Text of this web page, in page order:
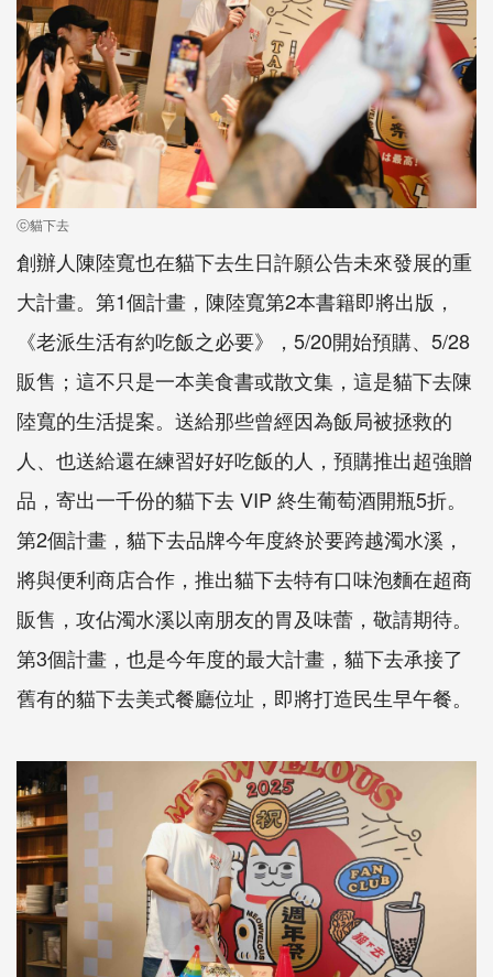
ⓒ貓下去
創辦人陳陸寬也在貓下去生日許願公告未來發展的重
大計畫。第1個計畫，陳陸寬第2本書籍即將出版，
《老派生活有約吃飯之必要》，5/20開始預購、5/28
販售；這不只是一本美食書或散文集，這是貓下去陳
陸寬的生活提案。送給那些曾經因為飯局被拯救的
人、也送給還在練習好好吃飯的人，預購推出超強贈
品，寄出一千份的貓下去 VIP 終生葡萄酒開瓶5折。
第2個計畫，貓下去品牌今年度終於要跨越濁水溪，
將與便利商店合作，推出貓下去特有口味泡麵在超商
販售，攻佔濁水溪以南朋友的胃及味蕾，敬請期待。
第3個計畫，也是今年度的最大計畫，貓下去承接了
舊有的貓下去美式餐廳位址，即將打造民生早午餐。